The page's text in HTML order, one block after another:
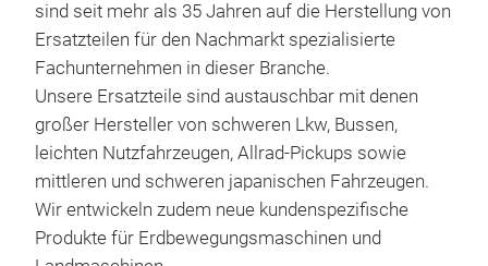
sind seit mehr als 35 Jahren auf die Herstellung von
Ersatzteilen für den Nachmarkt spezialisierte
Fachunternehmen in dieser Branche.
Unsere Ersatzteile sind austauschbar mit denen
großer Hersteller von schweren Lkw, Bussen,
leichten Nutzfahrzeugen, Allrad-Pickups sowie
mittleren und schweren japanischen Fahrzeugen.
Wir entwickeln zudem neue kundenspezifische
Produkte für Erdbewegungsmaschinen und